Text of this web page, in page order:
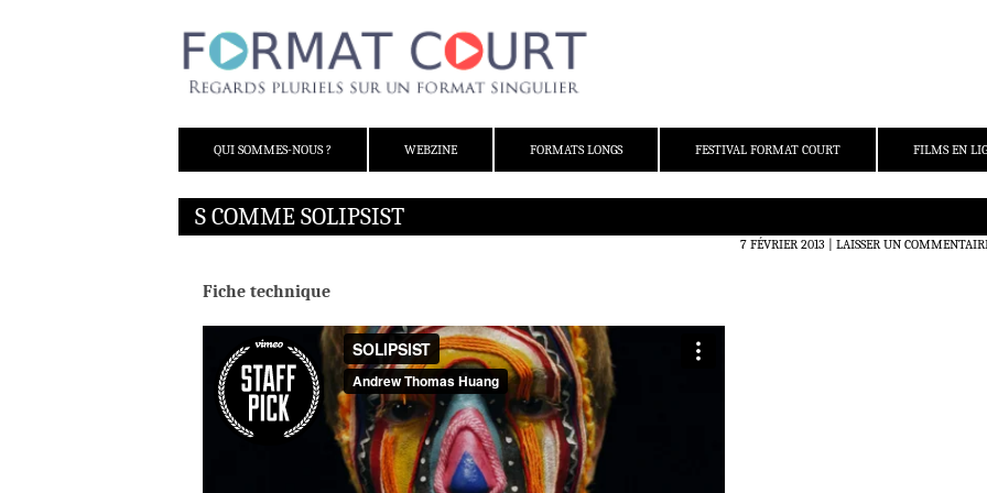
QUI SOMMES-NOUS ?
WEBZINE FORMATS LONGS FESTIVAL FORMAT COURT FILMS EN
S COMME SOLIPSIST
7 FÉVRIER 2013 LAISSER UN
Fiche technique